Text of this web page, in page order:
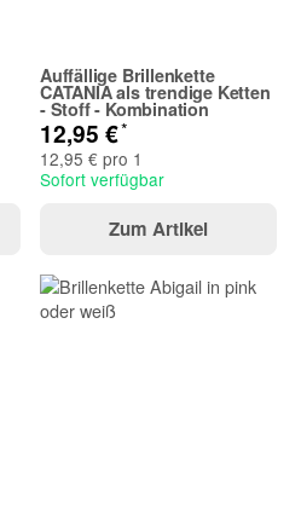
Auffällige Brillenkette
CATANIA als trendige Ketten
- Stoff - Kombination
12,95 €*
12,95 € pro 1
Sofort verfügbar
Zum Artikel